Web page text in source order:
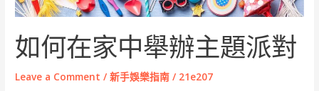
如何在家中舉辦主題派對
Leave a Comment /新手娛樂指南 / 21e207